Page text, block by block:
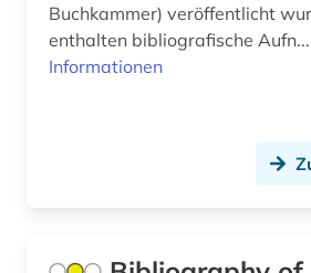
englisches sprachgebiet (6)
Montenegro (5)
Buchkammer) veröffentlicht
enthalten bibliografische Aufn...
Informationen